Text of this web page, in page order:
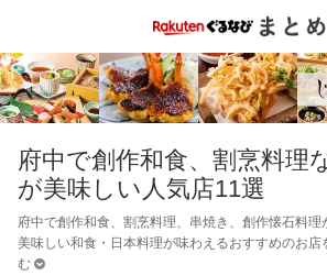
府中で創作和食、割烹料理
が美味しい人気店11選
府中で創作和食、割烹料理、串焼き、創作懐石料理
美味しい和食・日本料理が味わえるおすすめのお店
む